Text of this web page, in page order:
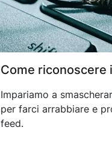
Come riconoscere
Impariamo a
per farci arrabbiare e
feed.